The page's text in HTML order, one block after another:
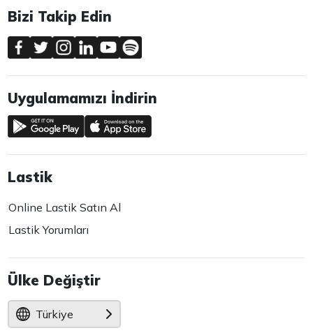
Bizi Takip Edin
Uygulamamızı İndirin
Lastik
Online Lastik Satın Al
Lastik Yorumları
Ülke Değiştir
Türkiye